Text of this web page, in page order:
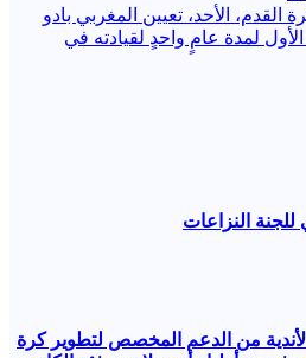
القدم، الأحد، تعيين المغربي بادو
لمدة عامٍ واحدٍ لقيادته ​في
للجنة النزاعات
من الدعم المخصص لتطوير كرة